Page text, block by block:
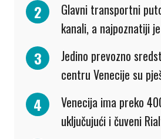
Glavni transportni
kanali, a najpoznatiji
Jedino prevozno
centru Venecije su
Venecija ima preko
uključujući i čuveni